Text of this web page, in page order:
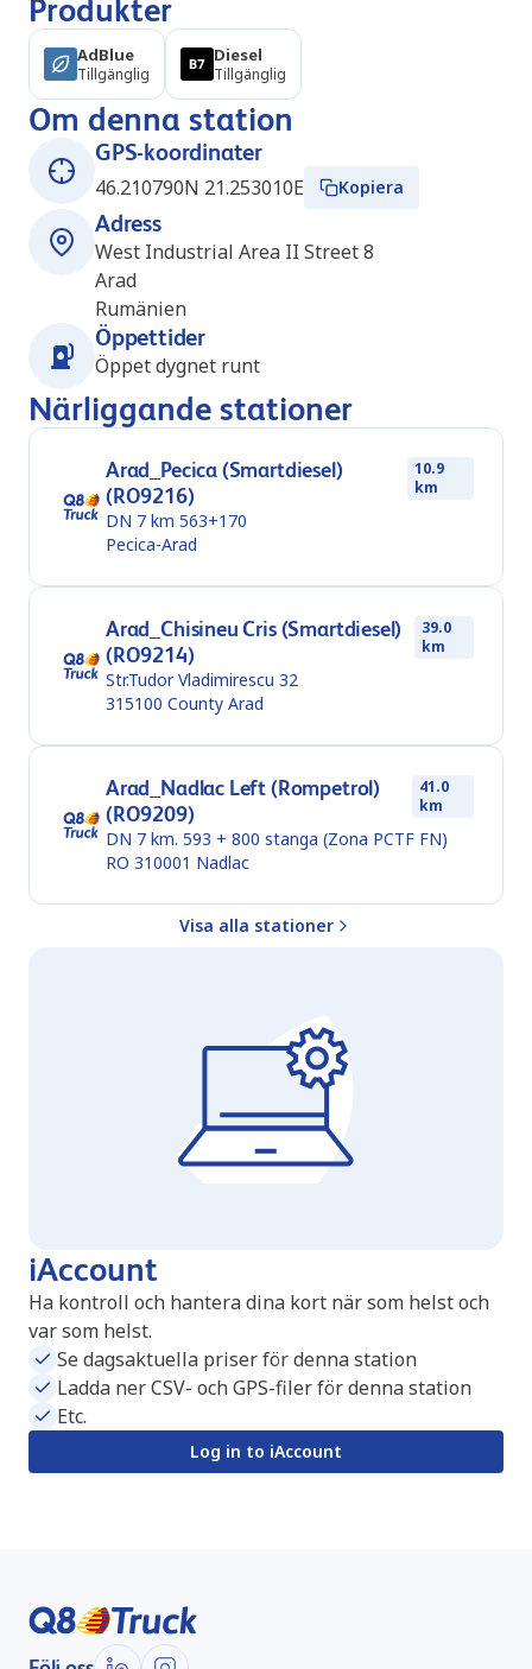
Produkter
AdBlue
Tillgänglig
Diesel
Tillgänglig
Om denna station
GPS-koordinater
46.210790N 21.253010E
Kopiera
Adress
West Industrial Area II Street 8
Arad
Rumänien
Öppettider
Öppet dygnet runt
Närliggande stationer
Arad_Pecica (Smartdiesel)
(RO9216)
10.9
km
DN 7 km 563+170
Pecica-Arad
Arad_Chisineu Cris (Smartdiesel)
(RO9214)
39.0
km
Str.Tudor Vladimirescu 32
315100 County Arad
Arad_Nadlac Left (Rompetrol)
(RO9209)
41.0
km
DN 7 km. 593 + 800 stanga (Zona PCTF FN)
RO 310001 Nadlac
Visa alla stationer
iAccount
Ha kontroll och hantera dina kort när som helst och
var som helst.
Se dagsaktuella priser för denna station
Ladda ner CSV- och GPS-filer för denna station
Etc.
Log in to iAccount